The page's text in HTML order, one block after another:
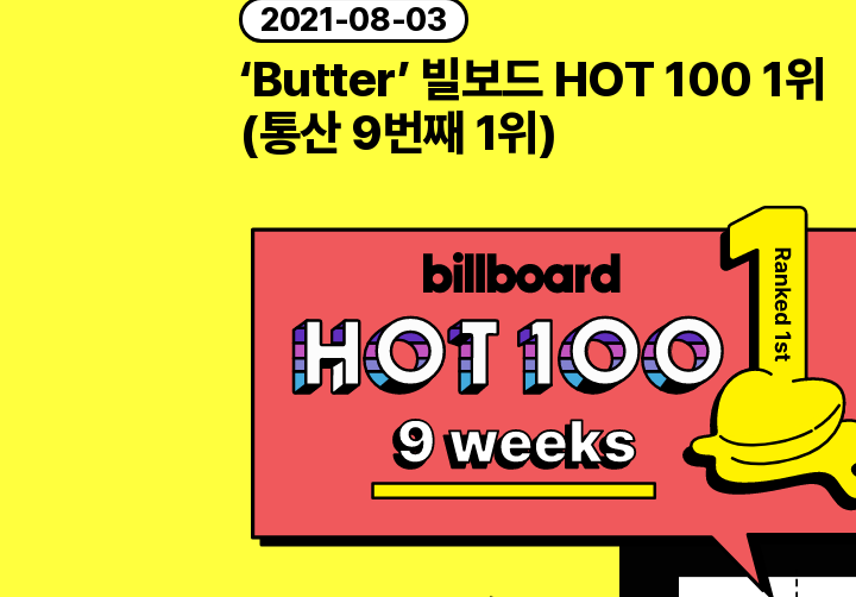
2021-08-03
‘Butter’ 빌보드 HOT 100 1위
(통산 9번째 1위)